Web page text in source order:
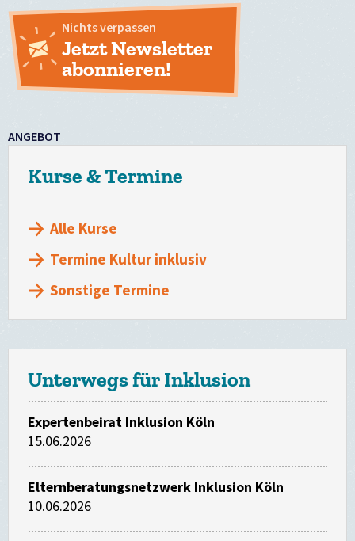
Nichts verpassen
Jetzt Newsletter
abonnieren!
ANGEBOT
Kurse & Termine
Alle Kurse
Termine Kultur inklusiv
Sonstige Termine
Unterwegs für Inklusion
Expertenbeirat Inklusion Köln
15.06.2026
Elternberatungsnetzwerk Inklusion Köln
10.06.2026